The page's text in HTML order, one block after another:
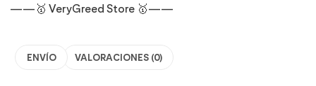
——🥇 VeryGreed Store 🥇——
ENVÍO VALORACIONES (0)